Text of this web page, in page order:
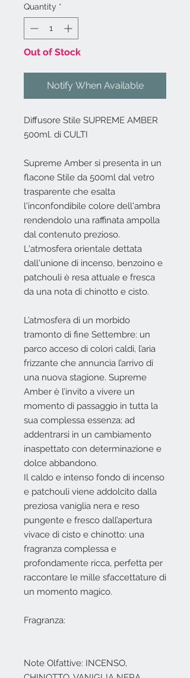
Quantity *
Out of Stock
Notify When Available
Diffusore Stile SUPREME AMBER
500ml. di CULTI
Supreme Amber si presenta in un
flacone Stile da 500ml dal vetro
trasparente che esalta
l'inconfondibile colore dell'ambra
rendendolo una raffinata ampolla
dal contenuto prezioso.
L'atmosfera orientale dettata
dall'unione di incenso, benzoino e
patchouli è resa attuale e fresca
da una nota di chinotto e cisto.
L’atmosfera di un morbido
tramonto di fine Settembre: un
parco acceso di colori caldi, l’aria
frizzante che annuncia l’arrivo di
una nuova stagione. Supreme
Amber è l’invito a vivere un
momento di passaggio in tutta la
sua complessa essenza; ad
addentrarsi in un cambiamento
inaspettato con determinazione e
dolce abbandono.
Il caldo e intenso fondo di incenso
e patchouli viene addolcito dalla
preziosa vaniglia nera e reso
pungente e fresco dall’apertura
vivace di cisto e chinotto: una
fragranza complessa e
profondamente ricca, perfetta per
raccontare le mille sfaccettature di
un momento magico.
Fragranza:
Note Olfattive: INCENSO,